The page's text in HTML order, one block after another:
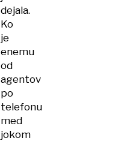
dejala.
Ko
je
enemu
od
agentov
po
telefonu
med
jokom